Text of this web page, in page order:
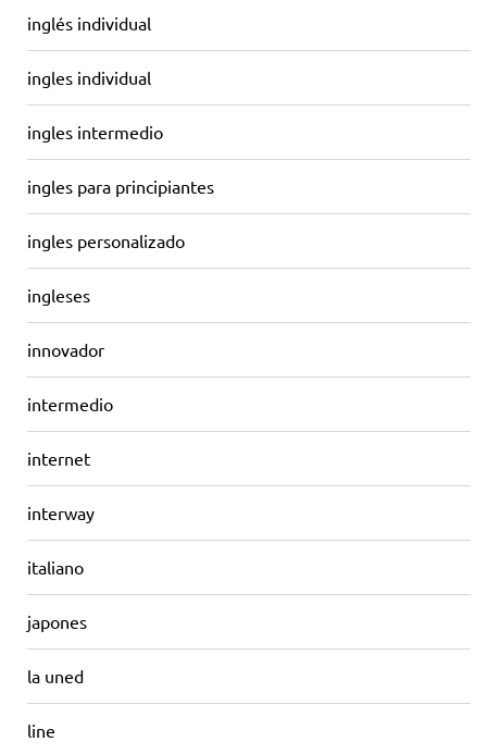
inglés individual
ingles individual
ingles intermedio
ingles para principiantes
ingles personalizado
ingleses
innovador
intermedio
internet
interway
italiano
japones
la uned
line